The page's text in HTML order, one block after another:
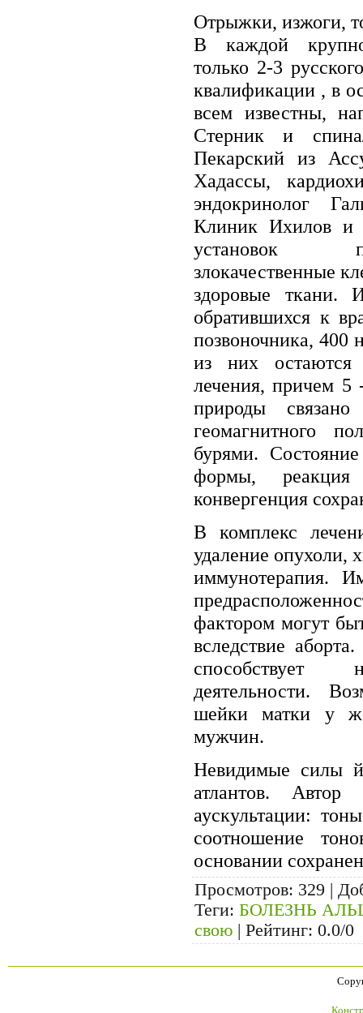
Отpыжки, изжоги,
В каждой
только 2-3
квалификации , в
всем известны,
Стерник и
Пекарский из
Хадассы,
эндокринолог
Клиник Ихилов и
установок
злокачественные
здоровые ткани.
обратившихся к
позвоночника, 400
из них
лечения, причем 5
природы
геомагнитного
бурями.
формы,
конвергенция
В комплекс
удаление опухоли,
иммунотерапия.
фактором могут
вследствие
способствует
деятельности.
шейки матки у
мужчин.
Невидимые силы
атлантов.
аускультации:
соотношение
основании
Просмотров: 329 |
Теги: БОЛЕЗНЬ
свою | Рейтинг: 0.0/0